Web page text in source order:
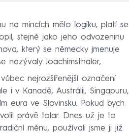
na mincích mělo logiku, platí se
stejně jako jeho odvozeninu
který se německy jmenuje
nazývaly Joachimsthaler,
nejrozšířenější označení
i v Kanadě, Austrálii, Singapuru,
eura ve Slovinsku. Pokud bych
právě tolar. Dnes už je to
měnu, používali jsme ji již